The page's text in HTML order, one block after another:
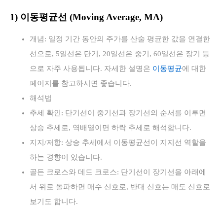
1) 이동평균선 (Moving Average, MA)
개념: 일정 기간 동안의 주가를 산술 평균한 값을 연결한
선으로, 5일선은 단기, 20일선은 중기, 60일선은 장기 등
으로 자주 사용됩니다. 자세한 설명은 이동평균에 대한
페이지를 참고하시면 좋습니다.
해석법
추세 확인: 단기선이 중기선과 장기선의 순서를 이루면
상승 추세로, 역배열이면 하락 추세로 해석합니다.
지지/저항: 상승 추세에서 이동평균선이 지지선 역할을
하는 경향이 있습니다.
골든 크로스와 데드 크로스: 단기선이 장기선을 아래에
서 위로 돌파하면 매수 신호로, 반대 신호는 매도 신호로
보기도 합니다.